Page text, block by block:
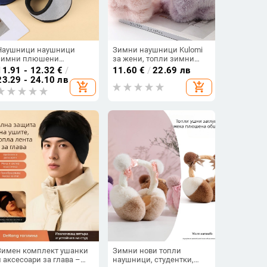
наушници
плюшени
мъжки зимни
наушници дамски
за възрастни
- 12.32 € /
- 24.10 лв
add_shopping_cart
Зимни наушници Kulomi
за жени, топли зимни
сгъваеми наушници,
детски наушници, против
замръзване, затоплящи
11.60 € /22.69 лв
add_shopping_cart
комплект ушанки
аксесоари за глава –
Зимни нови топли
наушници, студентки,